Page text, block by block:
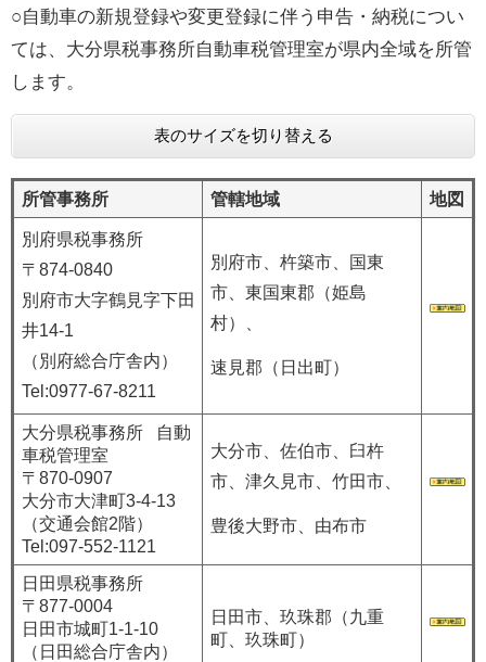
○自動車の新規登録や変更登録に伴う申告・納税につい
ては、大分県税事務所自動車税管理室が県内全域を所管
します。
表のサイズを切り替える
所管事務所 管轄地域 地図
別府県税事務所
〒874-0840
別府市大字鶴見字下田
井14-1
（別府総合庁舎内）
Tel:0977-67-8211
別府市、杵築市、国東
市、東国東郡（姫島
村）、
速見郡（日出町）
大分県税事務所 自動
車税管理室
〒870-0907
大分市大津町3-4-13
（交通会館2階）
Tel:097-552-1121
大分市、佐伯市、臼杵
市、津久見市、竹田市、
豊後大野市、由布市
日田県税事務所
〒877-0004
日田市城町1-1-10
（日田総合庁舎内）
日田市、玖珠郡（九重
町、玖珠町）